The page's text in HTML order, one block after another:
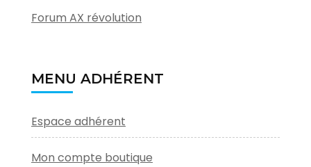
Forum AX révolution
MENU ADHÉRENT
Espace adhérent
Mon compte boutique